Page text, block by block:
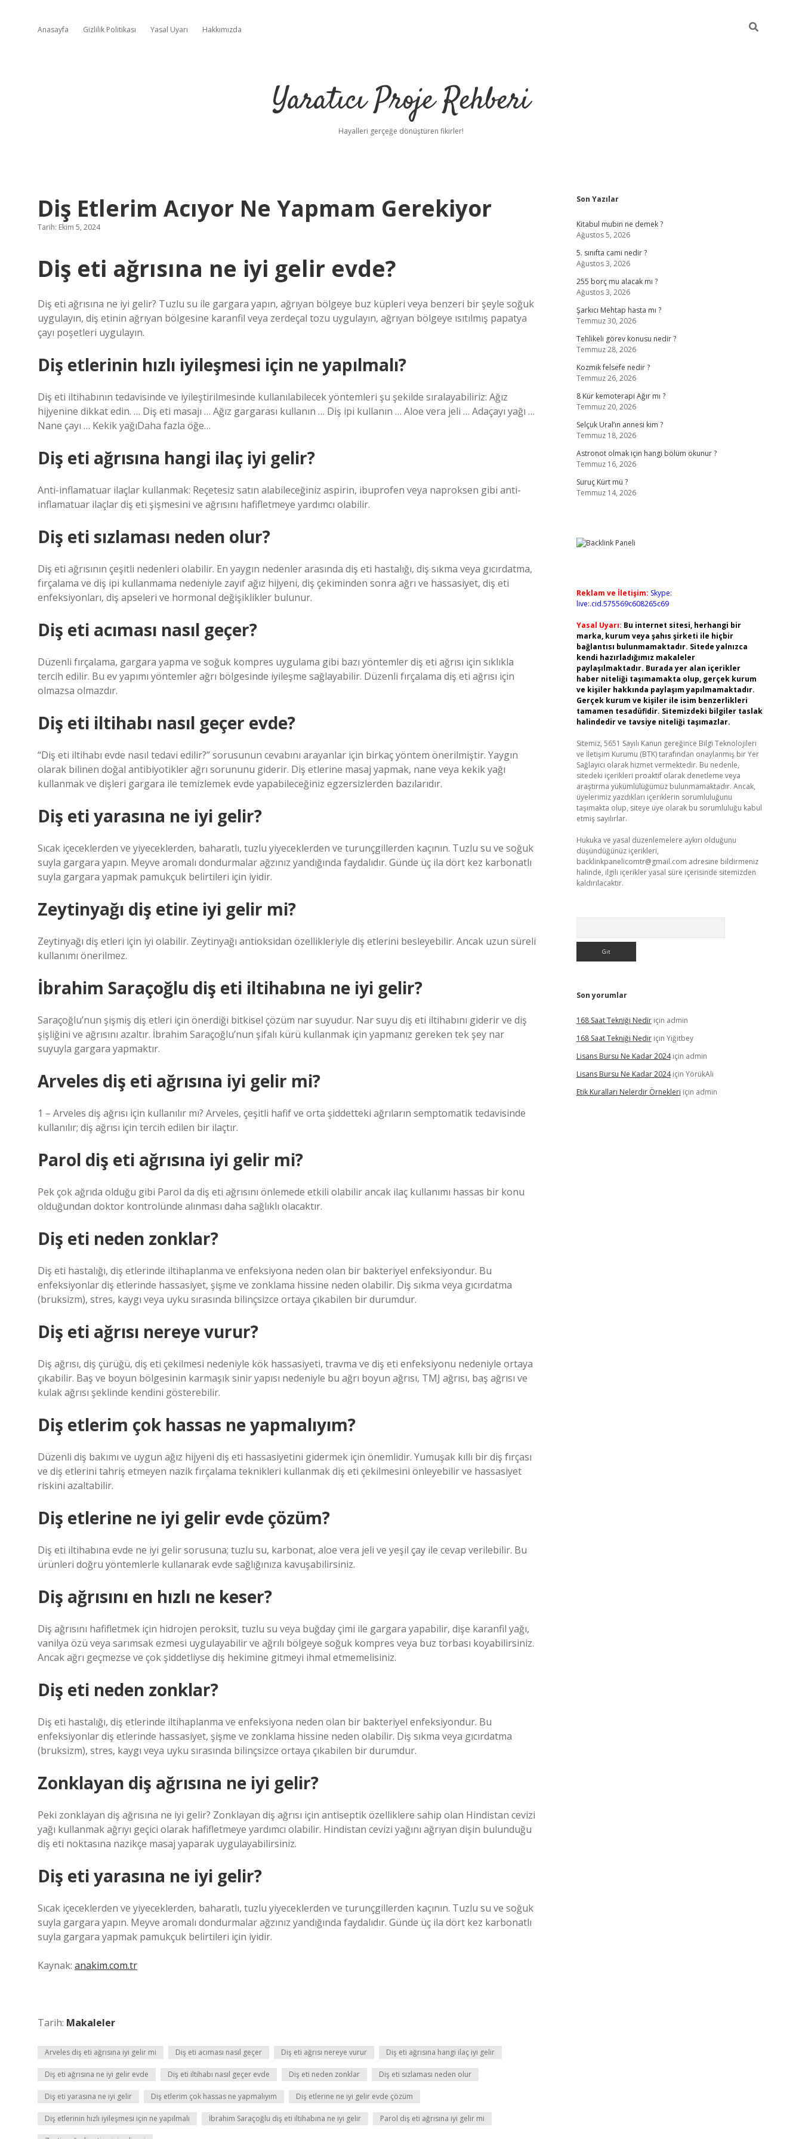
Anasayfa Gizlilik Politikası Yasal Uyarı Hakkımızda
Yaratıcı Proje Rehberi
Hayalleri gerçeğe dönüştüren fikirler!
Diş Etlerim Acıyor Ne Yapmam Gerekiyor
Tarih: Ekim 5, 2024
Diş eti ağrısına ne iyi gelir evde?
Diş eti ağrısına ne iyi gelir? Tuzlu su ile gargara yapın, ağrıyan bölgeye buz küpleri veya benzeri bir şeyle soğuk
uygulayın, diş etinin ağrıyan bölgesine karanfil veya zerdeçal tozu uygulayın, ağrıyan bölgeye ısıtılmış papatya
çayı poşetleri uygulayın.
Diş etlerinin hızlı iyileşmesi için ne yapılmalı?
Diş eti iltihabının tedavisinde ve iyileştirilmesinde kullanılabilecek yöntemleri şu şekilde sıralayabiliriz: Ağız
hijyenine dikkat edin. … Diş eti masajı … Ağız gargarası kullanın … Diş ipi kullanın … Aloe vera jeli … Adaçayı yağı …
Nane çayı … Kekik yağıDaha fazla öğe…
Diş eti ağrısına hangi ilaç iyi gelir?
Anti-inflamatuar ilaçlar kullanmak: Reçetesiz satın alabileceğiniz aspirin, ibuprofen veya naproksen gibi anti-
inflamatuar ilaçlar diş eti şişmesini ve ağrısını hafifletmeye yardımcı olabilir.
Diş eti sızlaması neden olur?
Diş eti ağrısının çeşitli nedenleri olabilir. En yaygın nedenler arasında diş eti hastalığı, diş sıkma veya gıcırdatma,
fırçalama ve diş ipi kullanmama nedeniyle zayıf ağız hijyeni, diş çekiminden sonra ağrı ve hassasiyet, diş eti
enfeksiyonları, diş apseleri ve hormonal değişiklikler bulunur.
Diş eti acıması nasıl geçer?
Düzenli fırçalama, gargara yapma ve soğuk kompres uygulama gibi bazı yöntemler diş eti ağrısı için sıklıkla
tercih edilir. Bu ev yapımı yöntemler ağrı bölgesinde iyileşme sağlayabilir. Düzenli fırçalama diş eti ağrısı için
olmazsa olmazdır.
Diş eti iltihabı nasıl geçer evde?
“Diş eti iltihabı evde nasıl tedavi edilir?” sorusunun cevabını arayanlar için birkaç yöntem önerilmiştir. Yaygın
olarak bilinen doğal antibiyotikler ağrı sorununu giderir. Diş etlerine masaj yapmak, nane veya kekik yağı
kullanmak ve dişleri gargara ile temizlemek evde yapabileceğiniz egzersizlerden bazılarıdır.
Diş eti yarasına ne iyi gelir?
Sıcak içeceklerden ve yiyeceklerden, baharatlı, tuzlu yiyeceklerden ve turunçgillerden kaçının. Tuzlu su ve soğuk
suyla gargara yapın. Meyve aromalı dondurmalar ağzınız yandığında faydalıdır. Günde üç ila dört kez karbonatlı
suyla gargara yapmak pamukçuk belirtileri için iyidir.
Zeytinyağı diş etine iyi gelir mi?
Zeytinyağı diş etleri için iyi olabilir. Zeytinyağı antioksidan özellikleriyle diş etlerini besleyebilir. Ancak uzun süreli
kullanımı önerilmez.
İbrahim Saraçoğlu diş eti iltihabına ne iyi gelir?
Saraçoğlu’nun şişmiş diş etleri için önerdiği bitkisel çözüm nar suyudur. Nar suyu diş eti iltihabını giderir ve diş
şişliğini ve ağrısını azaltır. İbrahim Saraçoğlu’nun şifalı kürü kullanmak için yapmanız gereken tek şey nar
suyuyla gargara yapmaktır.
Arveles diş eti ağrısına iyi gelir mi?
1 – Arveles diş ağrısı için kullanılır mı? Arveles, çeşitli hafif ve orta şiddetteki ağrıların semptomatik tedavisinde
kullanılır; diş ağrısı için tercih edilen bir ilaçtır.
Parol diş eti ağrısına iyi gelir mi?
Pek çok ağrıda olduğu gibi Parol da diş eti ağrısını önlemede etkili olabilir ancak ilaç kullanımı hassas bir konu
olduğundan doktor kontrolünde alınması daha sağlıklı olacaktır.
Diş eti neden zonklar?
Diş eti hastalığı, diş etlerinde iltihaplanma ve enfeksiyona neden olan bir bakteriyel enfeksiyondur. Bu
enfeksiyonlar diş etlerinde hassasiyet, şişme ve zonklama hissine neden olabilir. Diş sıkma veya gıcırdatma
(bruksizm), stres, kaygı veya uyku sırasında bilinçsizce ortaya çıkabilen bir durumdur.
Diş eti ağrısı nereye vurur?
Diş ağrısı, diş çürüğü, diş eti çekilmesi nedeniyle kök hassasiyeti, travma ve diş eti enfeksiyonu nedeniyle ortaya
çıkabilir. Baş ve boyun bölgesinin karmaşık sinir yapısı nedeniyle bu ağrı boyun ağrısı, TMJ ağrısı, baş ağrısı ve
kulak ağrısı şeklinde kendini gösterebilir.
Diş etlerim çok hassas ne yapmalıyım?
Düzenli diş bakımı ve uygun ağız hijyeni diş eti hassasiyetini gidermek için önemlidir. Yumuşak kıllı bir diş fırçası
ve diş etlerini tahriş etmeyen nazik fırçalama teknikleri kullanmak diş eti çekilmesini önleyebilir ve hassasiyet
riskini azaltabilir.
Diş etlerine ne iyi gelir evde çözüm?
Diş eti iltihabına evde ne iyi gelir sorusuna; tuzlu su, karbonat, aloe vera jeli ve yeşil çay ile cevap verilebilir. Bu
ürünleri doğru yöntemlerle kullanarak evde sağlığınıza kavuşabilirsiniz.
Diş ağrısını en hızlı ne keser?
Diş ağrısını hafifletmek için hidrojen peroksit, tuzlu su veya buğday çimi ile gargara yapabilir, dişe karanfil yağı,
vanilya özü veya sarımsak ezmesi uygulayabilir ve ağrılı bölgeye soğuk kompres veya buz torbası koyabilirsiniz.
Ancak ağrı geçmezse ve çok şiddetliyse diş hekimine gitmeyi ihmal etmemelisiniz.
Diş eti neden zonklar?
Diş eti hastalığı, diş etlerinde iltihaplanma ve enfeksiyona neden olan bir bakteriyel enfeksiyondur. Bu
enfeksiyonlar diş etlerinde hassasiyet, şişme ve zonklama hissine neden olabilir. Diş sıkma veya gıcırdatma
(bruksizm), stres, kaygı veya uyku sırasında bilinçsizce ortaya çıkabilen bir durumdur.
Zonklayan diş ağrısına ne iyi gelir?
Peki zonklayan diş ağrısına ne iyi gelir? Zonklayan diş ağrısı için antiseptik özelliklere sahip olan Hindistan cevizi
yağı kullanmak ağrıyı geçici olarak hafifletmeye yardımcı olabilir. Hindistan cevizi yağını ağrıyan dişin bulunduğu
diş eti noktasına nazikçe masaj yaparak uygulayabilirsiniz.
Diş eti yarasına ne iyi gelir?
Sıcak içeceklerden ve yiyeceklerden, baharatlı, tuzlu yiyeceklerden ve turunçgillerden kaçının. Tuzlu su ve soğuk
suyla gargara yapın. Meyve aromalı dondurmalar ağzınız yandığında faydalıdır. Günde üç ila dört kez karbonatlı
suyla gargara yapmak pamukçuk belirtileri için iyidir.
Kaynak: anakim.com.tr
Tarih: Makaleler
Arveles diş eti ağrısına iyi gelir mi Diş eti acıması nasıl geçer Diş eti ağrısı nereye vurur Diş eti ağrısına hangi ilaç iyi gelir
Diş eti ağrısına ne iyi gelir evde Diş eti iltihabı nasıl geçer evde Diş eti neden zonklar Diş eti sızlaması neden olur
Diş eti yarasına ne iyi gelir Diş etlerim çok hassas ne yapmalıyım Diş etlerine ne iyi gelir evde çözüm
Diş etlerinin hızlı iyileşmesi için ne yapılmalı İbrahim Saraçoğlu diş eti iltihabına ne iyi gelir Parol diş eti ağrısına iyi gelir mi
Sidebar
Son Yazılar
Kitabul mubin ne demek ?
Ağustos 5, 2026
5. sınıfta cami nedir ?
Ağustos 3, 2026
255 borç mu alacak mı ?
Ağustos 3, 2026
Şarkıcı Mehtap hasta mı ?
Temmuz 30, 2026
Tehlikeli görev konusu nedir ?
Temmuz 28, 2026
Kozmik felsefe nedir ?
Temmuz 26, 2026
8 Kür kemoterapi Ağır mı ?
Temmuz 20, 2026
Selçuk Ural’ın annesi kim ?
Temmuz 18, 2026
Astronot olmak için hangi bölüm okunur ?
Temmuz 16, 2026
Suruç Kürt mü ?
Temmuz 14, 2026
Reklam ve İletişim: Skype:
live:.cid.575569c608265c69
Yasal Uyarı: Bu internet sitesi, herhangi bir
marka, kurum veya şahıs şirketi ile hiçbir
bağlantısı bulunmamaktadır. Sitede yalnızca
kendi hazırladığımız makaleler
paylaşılmaktadır. Burada yer alan içerikler
haber niteliği taşımamakta olup, gerçek kurum
ve kişiler hakkında paylaşım yapılmamaktadır.
Gerçek kurum ve kişiler ile isim benzerlikleri
tamamen tesadüfidir. Sitemizdeki bilgiler taslak
halindedir ve tavsiye niteliği taşımazlar.
Sitemiz, 5651 Sayılı Kanun gereğince Bilgi Teknolojileri
ve İletişim Kurumu (BTK) tarafından onaylanmış bir Yer
Sağlayıcı olarak hizmet vermektedir. Bu nedenle,
sitedeki içerikleri proaktif olarak denetleme veya
araştırma yükümlülüğümüz bulunmamaktadır. Ancak,
üyelerimiz yazdıkları içeriklerin sorumluluğunu
taşımakta olup, siteye üye olarak bu sorumluluğu kabul
etmiş sayılırlar.
Hukuka ve yasal düzenlemelere aykırı olduğunu
düşündüğünüz içerikleri,
backlinkpanelicomtr@gmail.com adresine bildirmeniz
halinde, ilgili içerikler yasal süre içerisinde sitemizden
kaldırılacaktır.
Son yorumlar
168 Saat Tekniği Nediriçin admin
168 Saat Tekniği Nediriçin Yiğitbey
Lisans Bursu Ne Kadar 2024için admin
Lisans Bursu Ne Kadar 2024için YörükAli
Etik Kuralları Nelerdir Örnekleri için admin
https://betci.co/vd casino giriş